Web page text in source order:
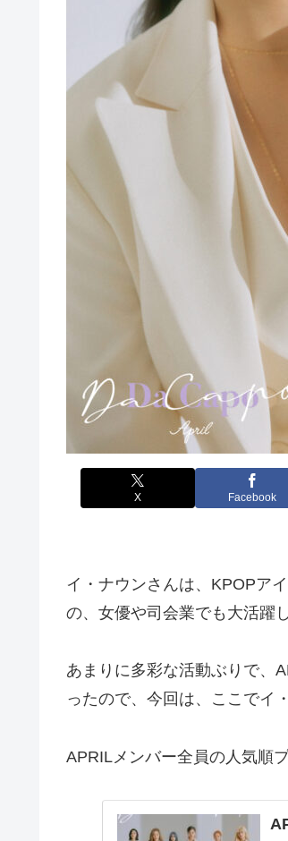
X Facebook
イ・ナウンさんは、KPOPア
の、女優や司会業でも大活躍
あまりに多彩な活動ぶりで、
ったので、今回は、ここでイ
APRILメンバー全員の人気順